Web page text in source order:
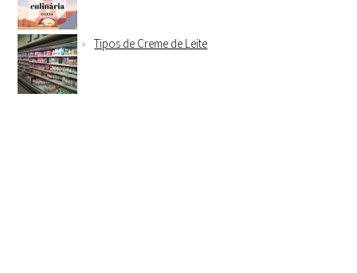
Tipos de Creme de Leite